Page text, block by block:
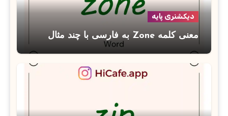
دیکشنری پایه
معنی کلمه Zone به فارسی با چند مثال